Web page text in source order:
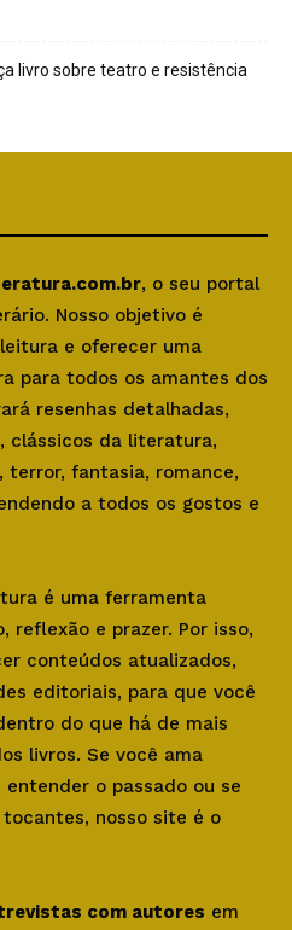
livro sobre teatro e resistência
, o seu portal
Nosso objetivo é
e oferecer uma
para todos os amantes dos
resenhas detalhadas,
clássicos da literatura,
terror, fantasia, romance,
a todos os gostos e
é uma ferramenta
reflexão e prazer. Por isso,
conteúdos atualizados,
editoriais, para que você
do que há de mais
livros. Se você ama
entender o passado ou se
nosso site é o
com autores em